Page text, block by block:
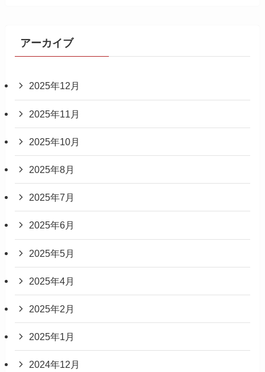
アーカイブ
2025年12月
2025年11月
2025年10月
2025年8月
2025年7月
2025年6月
2025年5月
2025年4月
2025年2月
2025年1月
2024年12月